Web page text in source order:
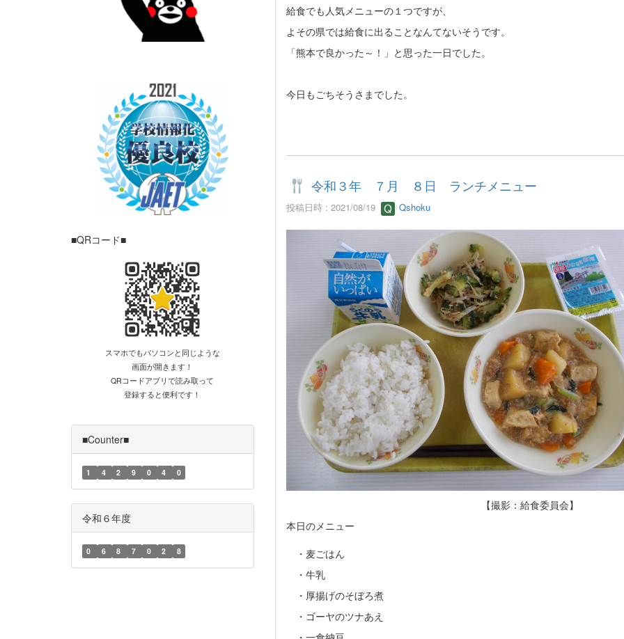
給食でも人気メニューの１つですが、
よその県では給食に出ることなんてないそうです。
「熊本で良かった～！」と思った一日でした。
今日もごちそうさまでした。
令和３年 ７月 ８日 ランチメニュー
投稿日時 : 2021/08/19 Qshoku
【撮影：給食委員会】
本日のメニュー
・麦ごはん
・牛乳
・厚揚げのそぼろ煮
・ゴーヤのツナあえ
■QRコード■
スマホでもパソコンと同じような
画面が開きます！
QRコードアプリで読み取って
登録すると便利です！
■Counter■
1 4 2 9 0 4 0
令和６年度
0 6 8 7 0 2 8